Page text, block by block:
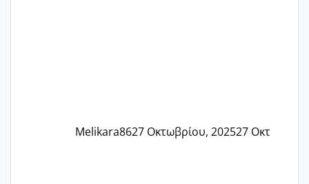
Melikara8627 Οκτωβρίου, 202527 Οκτ